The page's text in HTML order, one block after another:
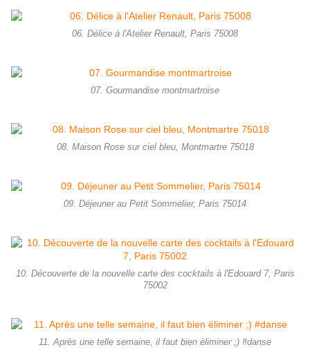
06. Délice à l'Atelier Renault, Paris 75008
07. Gourmandise montmartroise
08. Maison Rose sur ciel bleu, Montmartre 75018
09. Déjeuner au Petit Sommelier, Paris 75014
10. Découverte de la nouvelle carte des cocktails à l'Edouard 7, Paris
75002
11. Après une telle semaine, il faut bien éliminer ;) #danse